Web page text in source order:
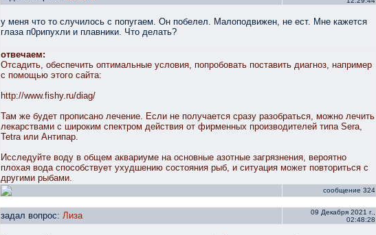
у меня что то случилось с попугаем. Он побелел. Малоподвижен, не ест. Мне кажется
глаза п0рипухли и плавники. Что делать?
отвечаем:
Отсадить, обеспечить оптимальные условия, попробовать поставить диагноз, например
с помощью этого сайта:
http://www.fishy.ru/diag/
Там же будет прописано лечение. Если не получается сразу разобраться, можно лечить
лекарствами с широким спектром действия от фирменных производителей типа Sera,
Tetra или Антипар.
Исследуйте воду в общем аквариуме на основные азотные загрязнения, вероятно
плохая вода способствует ухудшению состояния рыб, и ситуация может повториться с
другими рыбами.
сообщение 324
задал вопрос: Лиза
09 Декабря 2021 г.,
02:48:28